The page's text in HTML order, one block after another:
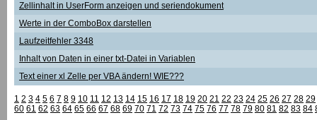
Zellinhalt in UserForm anzeigen und seriendokument
Werte in der ComboBox darstellen
Laufzeitfehler 3348
Inhalt von Daten in einer txt-Datei in Variablen
Text einer xl Zelle per VBA ändern! WIE???
1 2 3 4 5 6 7 8 9 10 11 12 13 14 15 16 17 18 19 20 21 22 23 24 25 26 27 28 29
60 61 62 63 64 65 66 67 68 69 70 71 72 73 74 75 76 77 78 79 80 81 82 83 84